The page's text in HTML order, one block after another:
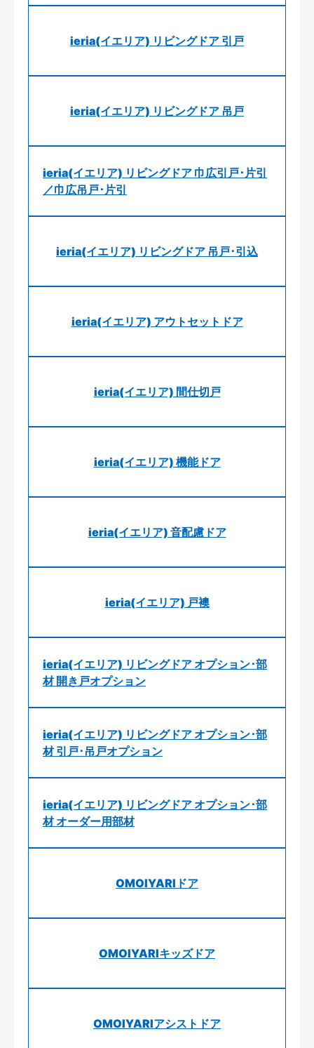
ieria(イエリア) リビングドア 引戸
ieria(イエリア) リビングドア 吊戸
ieria(イエリア) リビングドア 巾広引戸･片引
／巾広吊戸･片引
ieria(イエリア) リビングドア 吊戸･引込
ieria(イエリア) アウトセットドア
ieria(イエリア) 間仕切戸
ieria(イエリア) 機能ドア
ieria(イエリア) 音配慮ドア
ieria(イエリア) 戸襖
ieria(イエリア) リビングドア オプション･部
材 開き戸オプション
ieria(イエリア) リビングドア オプション･部
材 引戸･吊戸オプション
ieria(イエリア) リビングドア オプション･部
材 オーダー用部材
OMOIYARIドア
OMOIYARIキッズドア
OMOIYARIアシストドア